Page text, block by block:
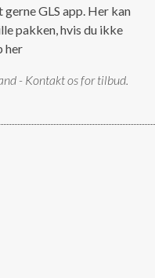
GLS app. Her kan
pakken, hvis du ikke
her
- Kontakt os for tilbud.